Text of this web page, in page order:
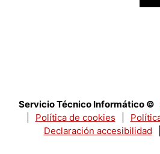
Servicio Técnico Informático ©
Política de cookies
Declaración accesibilidad